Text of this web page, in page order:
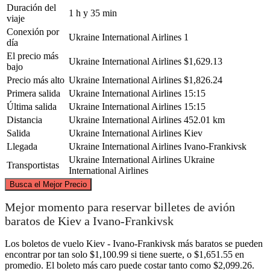
Duración del
viaje
1 h y 35 min
Conexión por
día
Ukraine International Airlines 1
El precio más
bajo
Ukraine International Airlines $1,629.13
Precio más alto Ukraine International Airlines $1,826.24
Primera salida
Ukraine International Airlines 15:15
Última salida
Ukraine International Airlines 15:15
Distancia
Ukraine International Airlines 452.01 km
Salida
Ukraine International Airlines Kiev
Llegada
Ukraine International Airlines Ivano-Frankivsk
Transportistas
Ukraine International Airlines Ukraine
International Airlines
Busca el Mejor Precio
©CARTO
Mejor momento para reservar billetes de avión
baratos de Kiev a Ivano-Frankivsk
Los boletos de vuelo Kiev - Ivano-Frankivsk más baratos se pueden
encontrar por tan solo $1,100.99 si tiene suerte, o $1,651.55 en
promedio. El boleto más caro puede costar tanto como $2,099.26.